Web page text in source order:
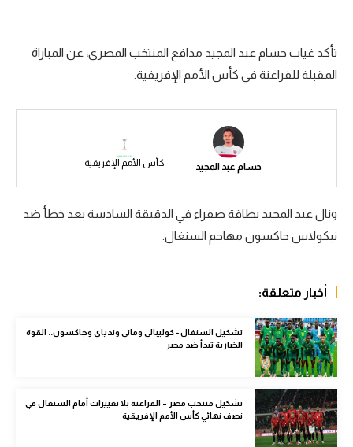
الكرة الأوروبية
الكرة الإفريقية
منتخب مصر
دوري أبطال أوروبا
رياضات أخرى
أمم إفريقيا
كرة السلة الأمريكية
كرة سلة
كرة يد
تأكد غياب حسام عبد المجيد مدافع المنتخب المصري، عن المباراة
المقبلة للفراعنة في كأس الأمم الإفريقية.
حسام عبد المجيد كأس الأمم الإفريقية
ونال عبد المجيد بطاقة صفراء في الدقيقة السادسة بعد خطأ ضد
نيكولاس جاكسون مهاجم السنغال.
أخبار متعلقة:
تشكيل السنغال - كوليبالي وماني وندياي وجاكسون.. القوة
الضاربة تبدأ ضد مصر
تشكيل منتخب مصر – الفراعنة بلا تغييرات أمام السنغال في
نصف نهائي كأس الأمم الإفريقية